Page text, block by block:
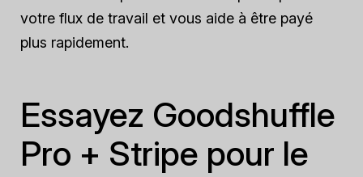
votre flux de travail et vous aide à être payé
plus rapidement.
Essayez Goodshuffle
Pro + Stripe pour le